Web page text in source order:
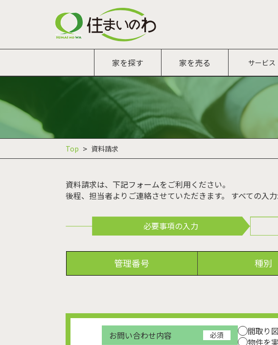
家を探す 家を売る サービス
Top 資料請求
資料請求は、下記フォームをご利用ください。
後程、担当者よりご連絡させていただきます。 すべての入
必要事項の入力
管理番号 種別
お問い合わせ内容 必須 間取り
物件を